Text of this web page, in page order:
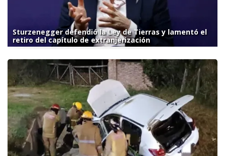
Sturzenegger defendió la Ley de Tierras y lamentó el
retiro del capítulo de extranjerización